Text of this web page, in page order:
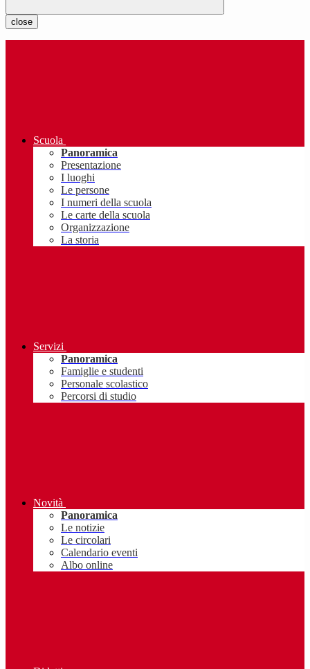
close
Scuola
Panoramica
Presentazione
I luoghi
Le persone
I numeri della scuola
Le carte della scuola
Organizzazione
La storia
Servizi
Panoramica
Famiglie e studenti
Personale scolastico
Percorsi di studio
Novità
Panoramica
Le notizie
Le circolari
Calendario eventi
Albo online